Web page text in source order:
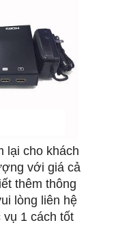
lại cho khách
với giá cả
thêm thông
lòng liên hệ
1 cách tốt